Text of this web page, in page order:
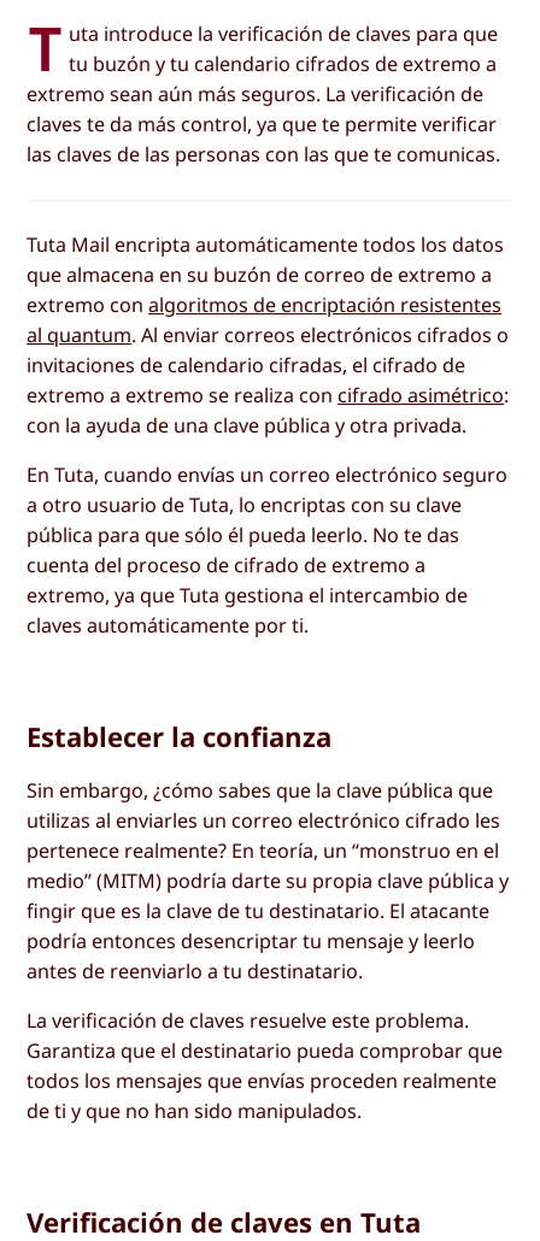
T uta introduce la verificación de claves para que
tu buzón y tu calendario cifrados de extremo a
extremo sean aún más seguros. La verificación de
claves te da más control, ya que te permite verificar
las claves de las personas con las que te comunicas.
Tuta Mail encripta automáticamente todos los datos
que almacena en su buzón de correo de extremo a
extremo conalgoritmos de encriptación resistentes
al quantum. Al enviar correos electrónicos cifrados o
invitaciones de calendario cifradas, el cifrado de
extremo a extremo se realiza con cifrado asimétrico:
con la ayuda de una clave pública y otra privada.
En Tuta, cuando envías un correo electrónico seguro
a otro usuario de Tuta, lo encriptas con su clave
pública para que sólo él pueda leerlo. No te das
cuenta del proceso de cifrado de extremo a
extremo, ya que Tuta gestiona el intercambio de
claves automáticamente por ti.
Establecer la confianza
Sin embargo, ¿cómo sabes que la clave pública que
utilizas al enviarles un correo electrónico cifrado les
pertenece realmente? En teoría, un “monstruo en el
medio” (MITM) podría darte su propia clave pública y
fingir que es la clave de tu destinatario. El atacante
podría entonces desencriptar tu mensaje y leerlo
antes de reenviarlo a tu destinatario.
La verificación de claves resuelve este problema.
Garantiza que el destinatario pueda comprobar que
todos los mensajes que envías proceden realmente
de ti y que no han sido manipulados.
Verificación de claves en Tuta